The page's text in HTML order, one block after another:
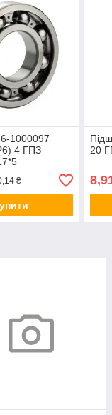
1000097
4 ГПЗ
₴
20